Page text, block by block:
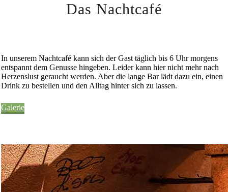
Das Nachtcafé
In unserem Nachtcafé kann sich der Gast täglich bis 6 Uhr morgens
entspannt dem Genusse hingeben. Leider kann hier nicht mehr nach
Herzenslust geraucht werden. Aber die lange Bar lädt dazu ein, einen
Drink zu bestellen und den Alltag hinter sich zu lassen.
Galerie